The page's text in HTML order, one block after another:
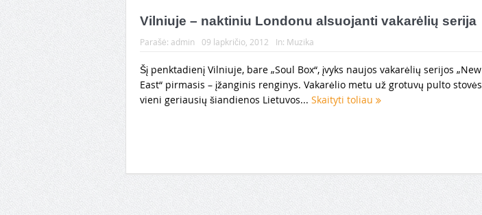
Vilniuje – naktiniu Londonu alsuojanti vakarėlių serija
Parašė: admin 09 lapkričio, 2012 In: Muzika
Šį penktadienį Vilniuje, bare „Soul Box“, įvyks naujos vakarėlių serijos „New
East“ pirmasis – įžanginis renginys. Vakarėlio metu už grotuvų pulto stovės
vieni geriausių šiandienos Lietuvos... Skaityti toliau